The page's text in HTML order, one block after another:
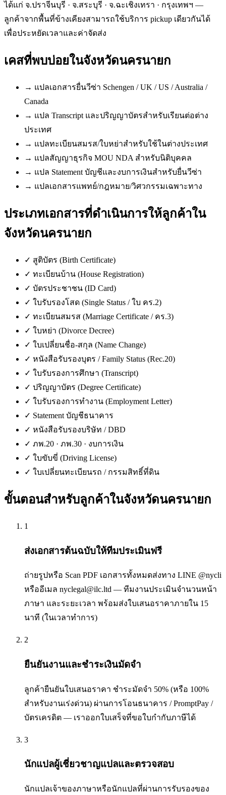
ได้แก่ จ.ปราจีนบุรี · จ.สระบุรี · จ.ฉะเชิงเทรา · กรุงเทพฯ —
ลูกค้าจากพื้นที่ข้างเคียงสามารถใช้บริการ pickup เดียวกันได้
เพื่อประหยัดเวลาและค่าจัดส่ง
เคสที่พบบ่อยในจังหวัดนครนายก
→ แปลเอกสารยื่นวีซ่า Schengen / UK / US / Australia /
Canada
→ แปล Transcript และปริญญาบัตรสำหรับเรียนต่อต่าง
ประเทศ
→ แปลทะเบียนสมรส/ใบหย่าสำหรับใช้ในต่างประเทศ
→ แปลสัญญาธุรกิจ MOU NDA สำหรับนิติบุคคล
→ แปล Statement บัญชีและงบการเงินสำหรับยื่นวีซ่า
→ แปลเอกสารแพทย์/กฎหมาย/วิศวกรรมเฉพาะทาง
ประเภทเอกสารที่ดำเนินการให้ลูกค้าใน
จังหวัดนครนายก
✓ สูติบัตร (Birth Certificate)
✓ ทะเบียนบ้าน (House Registration)
✓ บัตรประชาชน (ID Card)
✓ ใบรับรองโสด (Single Status / ใบ คร.2)
✓ ทะเบียนสมรส (Marriage Certificate / คร.3)
✓ ใบหย่า (Divorce Decree)
✓ ใบเปลี่ยนชื่อ-สกุล (Name Change)
✓ หนังสือรับรองบุตร / Family Status (Rec.20)
✓ ใบรับรองการศึกษา (Transcript)
✓ ปริญญาบัตร (Degree Certificate)
✓ ใบรับรองการทำงาน (Employment Letter)
✓ Statement บัญชีธนาคาร
✓ หนังสือรับรองบริษัท / DBD
✓ ภพ.20 · ภพ.30 · งบการเงิน
✓ ใบขับขี่ (Driving License)
✓ ใบเปลี่ยนทะเบียนรถ / กรรมสิทธิ์ที่ดิน
ขั้นตอนสำหรับลูกค้าในจังหวัดนครนายก
1
ส่งเอกสารต้นฉบับให้ทีมประเมินฟรี
ถ่ายรูปหรือ Scan PDF เอกสารทั้งหมดส่งทาง LINE @nycli
หรืออีเมล nyclegal@ilc.ltd — ทีมงานประเมินจำนวนหน้า
ภาษา และระยะเวลา พร้อมส่งใบเสนอราคาภายใน 15
นาที (ในเวลาทำการ)
2
ยืนยันงานและชำระเงินมัดจำ
ลูกค้ายืนยันใบเสนอราคา ชำระมัดจำ 50% (หรือ 100%
สำหรับงานเร่งด่วน) ผ่านการโอนธนาคาร / PromptPay /
บัตรเครดิต — เราออกใบเสร็จที่ขอใบกำกับภาษีได้
3
นักแปลผู้เชี่ยวชาญแปลและตรวจสอบ
นักแปลเจ้าของภาษาหรือนักแปลที่ผ่านการรับรองของ